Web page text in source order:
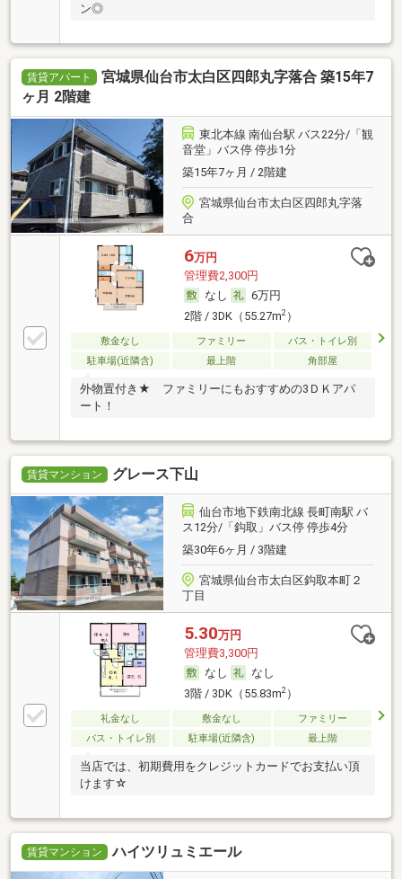
ン◎
賃貸アパート
宮城県仙台市太白区四郎丸字落合 築15年7
ヶ月 2階建
東北本線 南仙台駅 バス22分/「観
音堂」バス停 停歩1分
築15年7ヶ月 / 2階建
宮城県仙台市太白区四郎丸字落
合
6万円
管理費2,300円
なし
6万円
2階 / 3DK（55.27m2）
敷金なし ファミリー
バス・トイレ別
駐車場(近隣含)
最上階 角部屋
外物置付き★ ファミリーにもおすすめの3ＤＫアパ
ート！
賃貸マンション グレース下山
仙台市地下鉄南北線 長町南駅 バ
ス12分/「鈎取」バス停 停歩4分
築30年6ヶ月 / 3階建
宮城県仙台市太白区鈎取本町２
丁目
5.30万円
管理費3,300円
なし
なし
3階 / 3DK（55.83m2）
礼金なし 敷金なし
ファミリー
バス・トイレ別
駐車場(近隣含) 最上階
当店では、初期費用をクレジットカードでお支払い頂
けます☆
賃貸マンション ハイツリュミエール